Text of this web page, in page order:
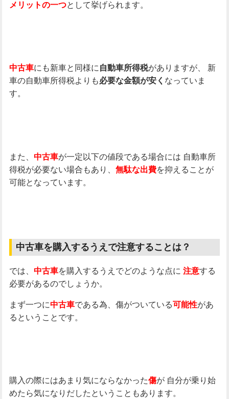
メリットの一つとして挙げられます。
中古車にも新車と同様に 自動車所得税がありますが、
新
車の自動車所得税よりも必要な金額が安く なっていま
す。
また、 中古車が一定以下の値段である場合には 自動車所
得税が必要ない場合もあり、 無駄な出費を抑えることが
可能となっています。
中古車を購入するうえで注意することは？
では、 中古車を購入するうえでどのような点に 注意する
必要があるのでしょうか。
まず一つに中古車である為、傷がついている可能性があ
るということです。
購入の際にはあまり気にならなかった傷が自分が乗り始
めたら気になりだしたということもあります。